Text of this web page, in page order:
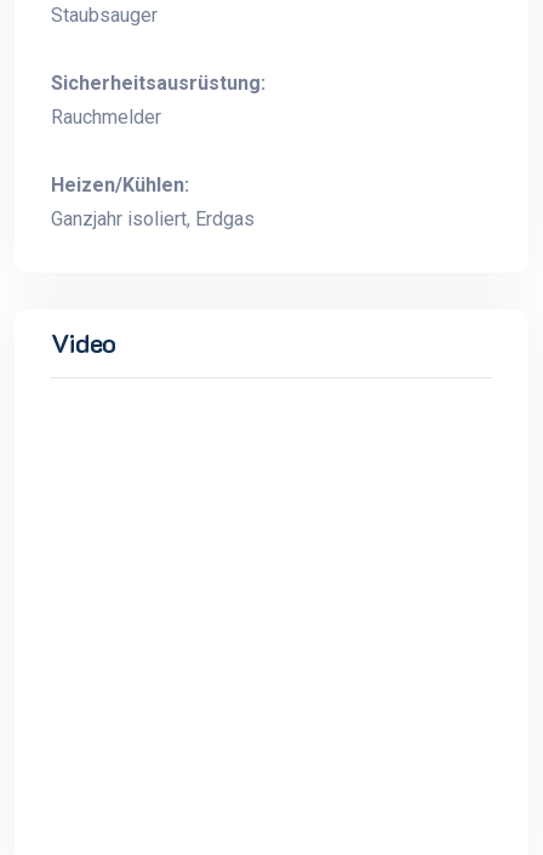
Staubsauger
Sicherheitsausrüstung:
Rauchmelder
Heizen/Kühlen:
Ganzjahr isoliert, Erdgas
Video